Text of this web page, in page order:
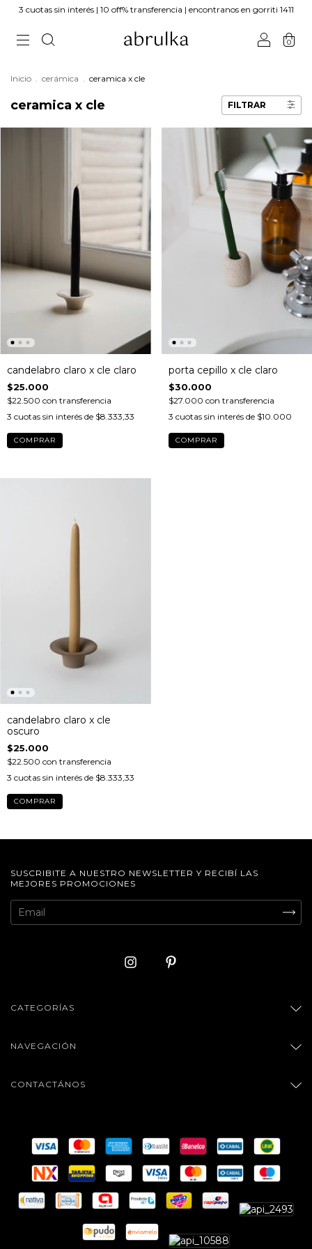
3 cuotas sin interés | 10 off% transferencia | encontranos en gorriti 1411
0
Inicio cerámica ceramica x cle
ceramica x cle FILTRAR
candelabro claro x cle claro
$25.000
$22.500 con transferencia
3 cuotas sin interés de $8.333,33
porta cepillo x cle claro
$30.000
$27.000 con transferencia
3 cuotas sin interés de $10.000
candelabro claro x cle
oscuro
$25.000
$22.500 con transferencia
3 cuotas sin interés de $8.333,33
SUSCRIBITE A NUESTRO NEWSLETTER Y RECIBÍ LAS
MEJORES PROMOCIONES
CATEGORÍAS
NAVEGACIÓN
CONTACTÁNOS